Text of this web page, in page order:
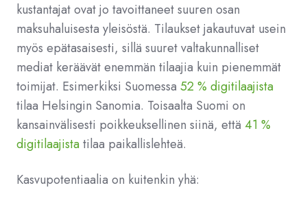
kustantajat ovat jo tavoittaneet suuren osan
maksuhaluisesta yleisöstä. Tilaukset jakautuvat usein
myös epätasaisesti, sillä suuret valtakunnalliset
mediat keräävät enemmän tilaajia kuin pienemmät
toimijat. Esimerkiksi Suomessa 52 % digitilaajista
tilaa Helsingin Sanomia. Toisaalta Suomi on
kansainvälisesti poikkeuksellinen siinä, että 41 %
digitilaajistatilaa paikallislehteä.
Kasvupotentiaalia on kuitenkin yhä: